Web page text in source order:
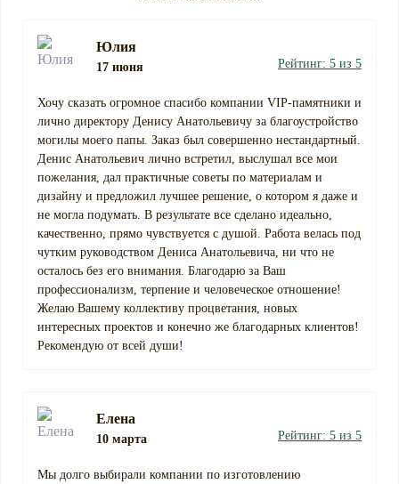
Юлия
17 июня Рейтинг: 5 из 5
Хочу сказать огромное спасибо компании VIP-памятники и
лично директору Денису Анатольевичу за благоустройство
могилы моего папы. Заказ был совершенно нестандартный.
Денис Анатольевич лично встретил, выслушал все мои
пожелания, дал практичные советы по материалам и
дизайну и предложил лучшее решение, о котором я даже и
не могла подумать. В результате все сделано идеально,
качественно, прямо чувствуется с душой. Работа велась под
чутким руководством Дениса Анатольевича, ни что не
осталось без его внимания. Благодарю за Ваш
профессионализм, терпение и человеческое отношение!
Желаю Вашему коллективу процветания, новых
интересных проектов и конечно же благодарных клиентов!
Рекомендую от всей души!
Елена
10 марта Рейтинг: 5 из 5
Мы долго выбирали компании по изготовлению